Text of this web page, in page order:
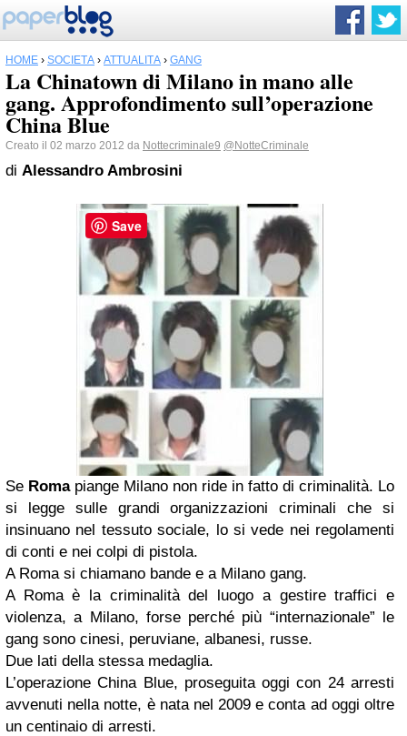
HOME › SOCIETÀ › ATTUALITÀ › GANG
La Chinatown di Milano in mano alle
gang. Approfondimento sull’operazione
China Blue
Creato il 02 marzo 2012 da Nottecriminale9 @NotteCriminale
di Alessandro Ambrosini
Se Romapiange Milano non ride in fatto di criminalità. Lo
si legge sulle grandi organizzazioni criminali che si
insinuano nel tessuto sociale, lo si vede nei regolamenti
di conti e nei colpi di pistola.
A Roma si chiamano bande e a Milano gang.
A Roma è la criminalità del luogo a gestire traffici e
violenza, a Milano, forse perché più “internazionale” le
gang sono cinesi, peruviane, albanesi, russe.
Due lati della stessa medaglia.
L’operazione China Blue, proseguita oggi con 24 arresti
avvenuti nella notte, è nata nel 2009 e conta ad oggi oltre
un centinaio di arresti.
Save